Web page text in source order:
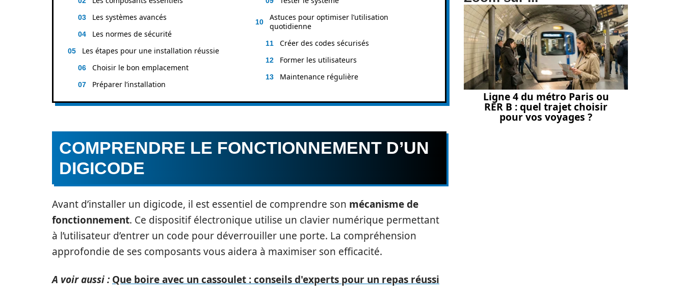
Les systèmes avancés
Les normes de sécurité
Les étapes pour une installation réussie
Choisir le bon emplacement
Préparer l’installation
Astuces pour optimiser l’utilisation
quotidienne
Créer des codes sécurisés
Former les utilisateurs
Maintenance régulière
COMPRENDRE LE FONCTIONNEMENT D’UN
DIGICODE
Avant d’installer un digicode, il est essentiel de comprendre son mécanisme de
fonctionnement. Ce dispositif électronique utilise un clavier numérique permettant
à l’utilisateur d’entrer un code pour déverrouiller une porte. La compréhension
approfondie de ses composants vous aidera à maximiser son efficacité.
A voir aussi : Que boire avec un cassoulet : conseils d'experts pour un repas réussi
Ligne 4 du métro Paris ou
RER B : quel trajet choisir
pour vos voyages ?